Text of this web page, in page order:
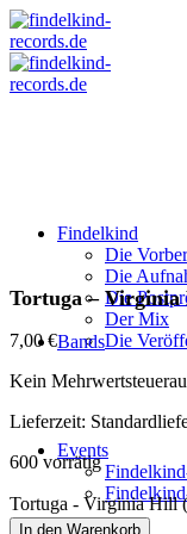
Findelkind
Die
Die
Die
Der Mix
Die
Bands
Events
Tortuga –
7,00€
Kein
Lieferzeit:
600 vorrätig
Tortuga - Virginia Hill
In den Warenkorb